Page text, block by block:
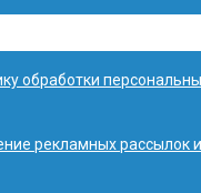
обработки
рекламных рассылок и